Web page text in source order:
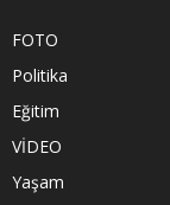
FOTO
Politika
Eğitim
VİDEO
Yaşam